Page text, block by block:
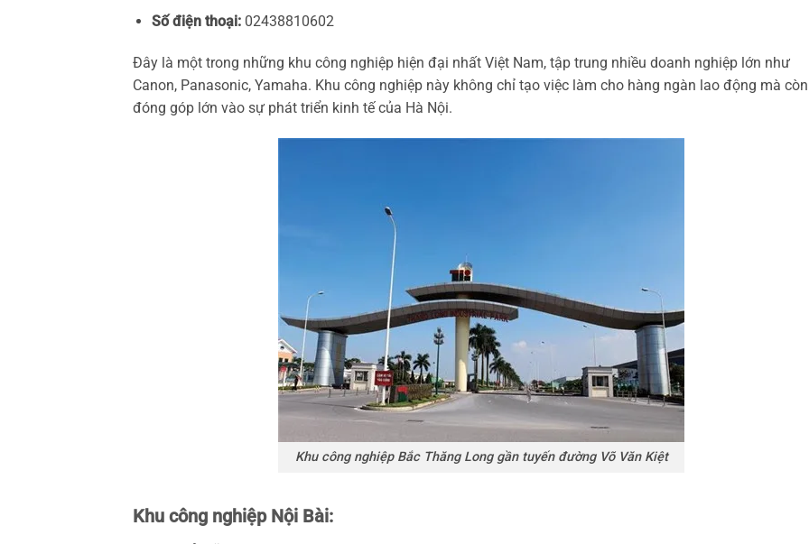
Số điện thoại:02438810602
Đây là một trong những khu công nghiệp hiện đại nhất Việt Nam, tập trung nhiều doanh nghiệp lớn như
Canon, Panasonic, Yamaha. Khu công nghiệp này không chỉ tạo việc làm cho hàng ngàn lao động mà còn
đóng góp lớn vào sự phát triển kinh tế của Hà Nội.
Khu công nghiệp Bắc Thăng Long gần tuyến đường Võ Văn Kiệt
Khu công nghiệp Nội Bài: